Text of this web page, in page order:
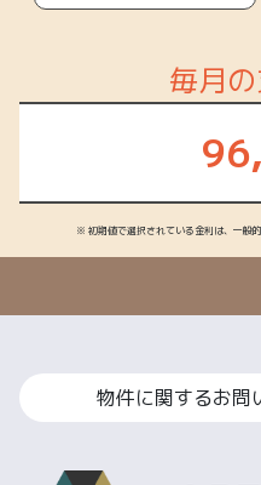
毎月
※ 初期値で選択されている金利は、一般
物件に関するお問